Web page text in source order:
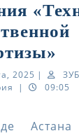
2025 13
марта,
|
| 09:05